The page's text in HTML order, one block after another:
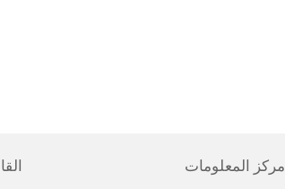
مركز المعلومات